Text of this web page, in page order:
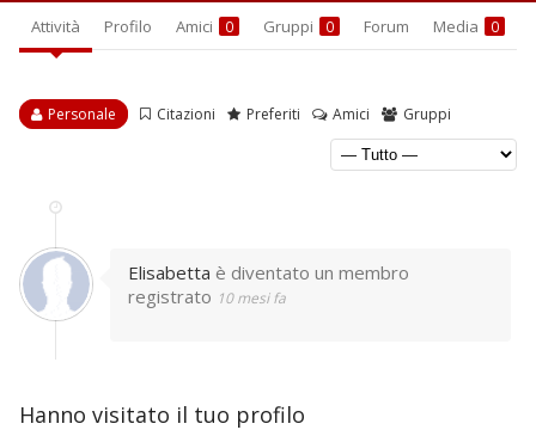
Attività Profilo Amici 0 Gruppi 0 Forum Media 0
Personale Citazioni Preferiti Amici Gruppi
Elisabetta è diventato un membro
registrato 10 mesi fa
Hanno visitato il tuo profilo